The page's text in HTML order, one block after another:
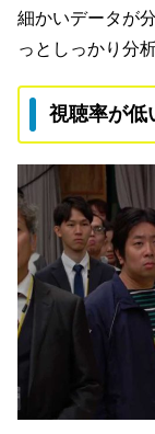
細かいデータが
っとしっかり分
視聴率が低